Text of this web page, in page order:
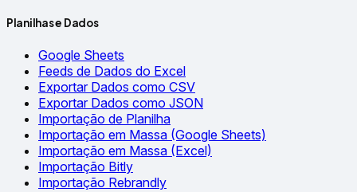
Planilhas e Dados
Google Sheets
Feeds de Dados do Excel
Exportar Dados como CSV
Exportar Dados como JSON
Importação de Planilha
Importação em Massa (Google Sheets)
Importação em Massa (Excel)
Importação Bitly
Importação Rebrandly